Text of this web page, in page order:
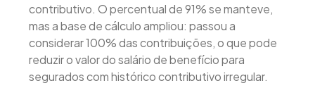
contributivo. O percentual de 91% se manteve,
mas a base de cálculo ampliou: passou a
considerar 100% das contribuições, o que pode
reduzir o valor do salário de benefício para
segurados com histórico contributivo irregular.